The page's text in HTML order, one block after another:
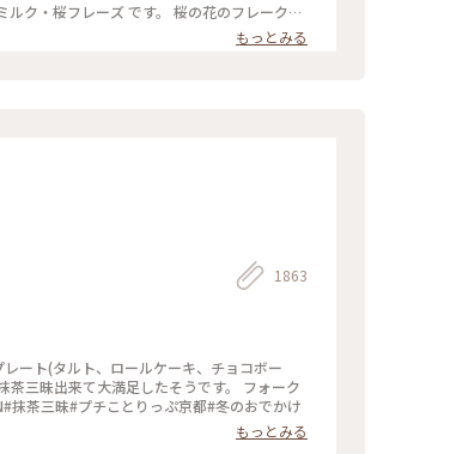
。 桜の香りのミルクチョコやルビーチョコ
もっとみる
1863
ート(タルト、ロールケーキ、チョコボー
三昧出来て大満足したそうです。 フォーク
抹茶三昧#プチことりっぷ京都#冬のおでかけ
もっとみる